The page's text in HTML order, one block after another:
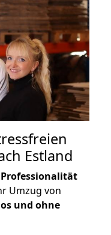
Estland
Professionalität
Umzug von
und ohne